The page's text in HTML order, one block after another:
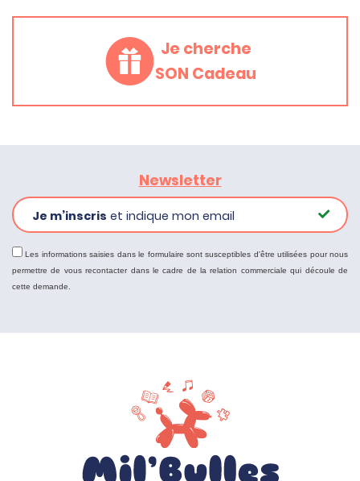
Je cherche
SON Cadeau
Newsletter
Je m’inscris et indique mon email
Les informations saisies dans le formulaire sont susceptibles d'être utilisées pour nous
permettre de vous recontacter dans le cadre de la relation commerciale qui découle de
cette demande.